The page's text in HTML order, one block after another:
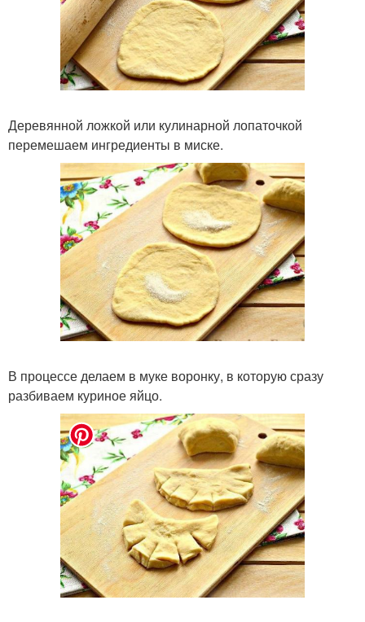
Деревянной ложкой или кулинарной лопаточкой
перемешаем ингредиенты в миске.
В процессе делаем в муке воронку, в которую сразу
разбиваем куриное яйцо.